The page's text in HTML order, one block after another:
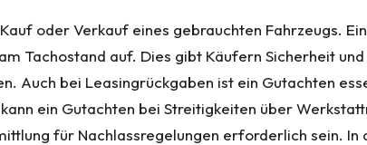
oder Verkauf eines gebrauchten Fahrzeugs.
Tachostand auf. Dies gibt Käufern Sicherheit
Auch bei Leasingrückgaben ist ein Gutachten
ein Gutachten bei Streitigkeiten über
für Nachlassregelungen erforderlich sein.